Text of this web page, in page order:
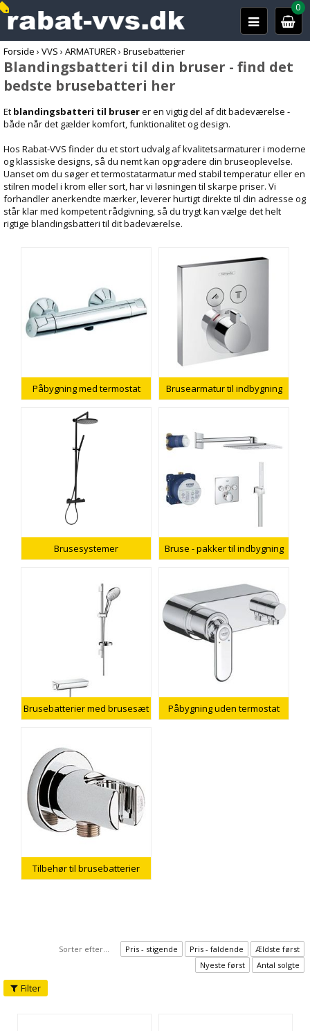
0
Forside › VVS › ARMATURER› Brusebatterier
Blandingsbatteri til din bruser - find det
bedste brusebatteri her
Et blandingsbatteri til bruserer en vigtig del af dit badeværelse -
både når det gælder komfort, funktionalitet og design.
Hos Rabat-VVS finder du et stort udvalg af kvalitetsarmaturer i moderne
og klassiske designs, så du nemt kan opgradere din bruseoplevelse.
Uanset om du søger et termostatarmatur med stabil temperatur eller en
stilren model i krom eller sort, har vi løsningen til skarpe priser. Vi
forhandler anerkendte mærker, leverer hurtigt direkte til din adresse og
står klar med kompetent rådgivning, så du trygt kan vælge det helt
rigtige blandingsbatteri til dit badeværelse.
Påbygning med termostat Brusearmatur til indbygning
Brusesystemer Bruse - pakker til indbygning
Brusebatterier med brusesæt Påbygning uden termostat
Tilbehør til brusebatterier
Sorter efter... Pris - stigende Pris - faldende
Ældste først
Nyeste først
Antal solgte
Filter